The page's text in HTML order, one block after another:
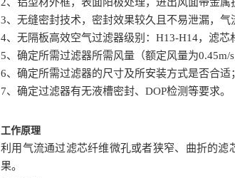
3、无缝密封技术，密封效果较久且不易泄漏，气
4、无隔板高效空气过滤器级别：H13-H14，滤芯
5、确定所需过滤器所需风量（额定风量为0.45m/s
6、确定所需过滤器的尺寸及所安装方式是否合适；
7、确定过滤器有无液槽密封、DOP检测等要求。
工作原理
利用气流通过滤芯纤维微孔或者狭窄、曲折的
果。